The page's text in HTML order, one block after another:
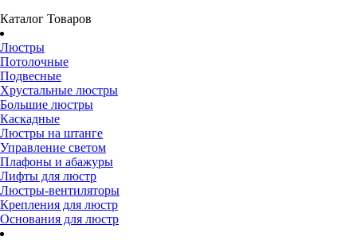
Каталог Товаров
Люстры
Потолочные
Подвесные
Хрустальные люстры
Большие люстры
Каскадные
Люстры на штанге
Управление светом
Плафоны и абажуры
Лифты для люстр
Люстры-вентиляторы
Крепления для люстр
Основания для люстр